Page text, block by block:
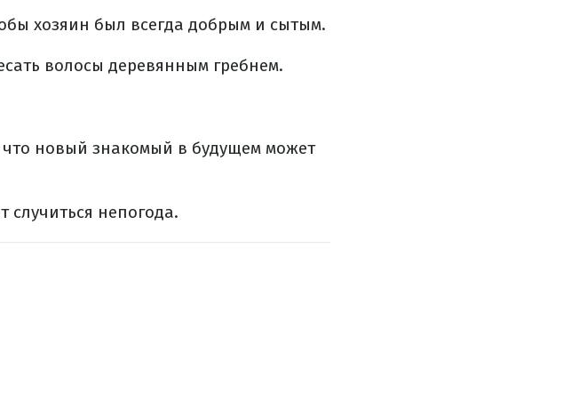
хозяин был всегда добрым и сытым.
волосы деревянным гребнем.
что новый знакомый в будущем может
случиться непогода.